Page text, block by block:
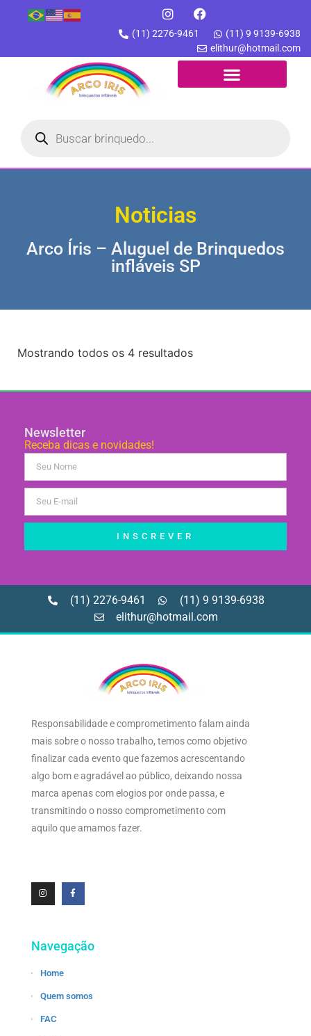
(11) 2276-9461
(11) 9 9139-6938
elithur@hotmail.com
Noticias
Arco Íris – Aluguel de Brinquedos
infláveis SP
Mostrando todos os 4 resultados
Newsletter
Receba dicas e novidades!
INSCREVER
(11) 2276-9461
(11) 9 9139-6938
elithur@hotmail.com
Responsabilidade e comprometimento falam ainda
mais sobre o nosso trabalho, temos como objetivo
finalizar cada evento que fazemos acrescentando
algo bom e agradável ao público, deixando nossa
marca apenas com elogios por onde passa, e
transmitindo o nosso comprometimento com
aquilo que amamos fazer.
Navegação
Home
Quem somos
FAC